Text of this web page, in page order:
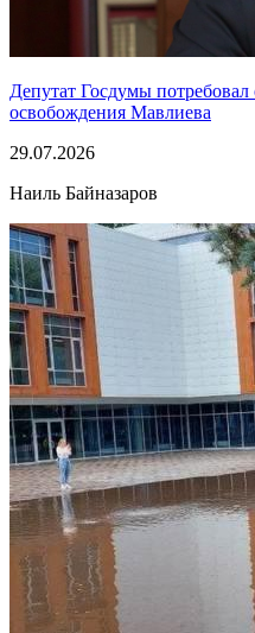
Депутат Госдумы потребовал
освобождения Мавлиева
29.07.2026
Наиль Байназаров